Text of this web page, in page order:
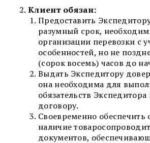
Клиентобязан:
Предоставить
разумный срок,
организации перевозки с
особенностей, но не
(сорок восемь) часов до
Выдать Экспедитору
она необходима для
обязательств
договору.
Своевременно
наличие
документов,